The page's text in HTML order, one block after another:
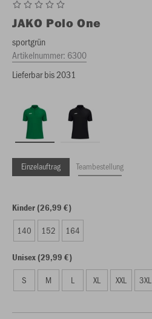
JAKO Polo One
sportgrün
Artikelnummer: 6300
Lieferbar bis 2031
Einzelauftrag Teambestellung
Kinder (26,99 €)
140 152 164
Unisex (29,99 €)
S M L XL XXL 3XL